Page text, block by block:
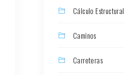
Cálculo Estructural
Caminos
Carreteras